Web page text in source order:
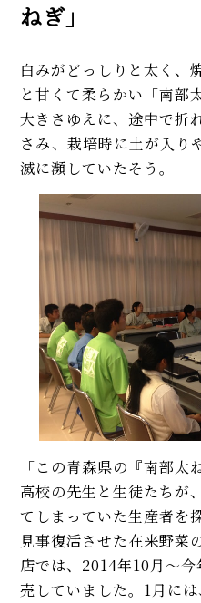
ねぎ」
白みがどっしりと太く、
と甘くて柔らかい「南部
大きさゆえに、途中で折
さみ、栽培時に土が入り
滅に瀕していたそう。
「この青森県の『南部
高校の先生と生徒たちが
てしまっていた生産者を
見事復活させた在来野菜
店では、2014年10月～
売していました。1月に